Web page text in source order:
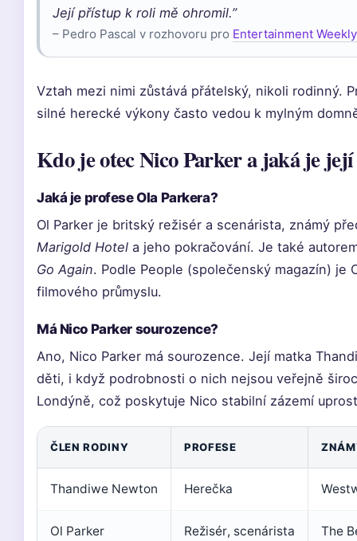
Její přístup k roli mě ohromil.”
– Pedro Pascal v rozhovoru pro Entertainment
Vztah mezi nimi zůstává přátelský, nikoli rodinný.
silné herecké výkony často vedou k mylným
Kdo je otec Nico Parker a jaká je
Jaká je profese Ola Parkera?
Ol Parker je britský režisér a scenárista, známý
Marigold Hotel a jeho pokračování. Je také
Go Again. Podle People (společenský magazín) je
filmového průmyslu.
Má Nico Parker sourozence?
Ano, Nico Parker má sourozence. Její matka
děti, i když podrobnosti o nich nejsou veřejně
Londýně, což poskytuje Nico stabilní zázemí
ČLEN RODINY PROFESE
Thandiwe Newton Herečka
Ol Parker Režisér, scenárista The